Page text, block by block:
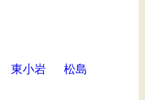
東小岩
松島